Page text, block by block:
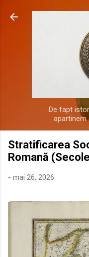
De fapt
apartinem
Stratificarea
Romană
- mai 26, 2026